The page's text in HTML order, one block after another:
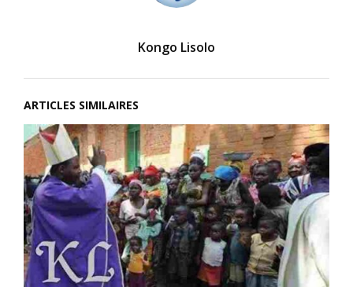
Kongo Lisolo
ARTICLES SIMILAIRES